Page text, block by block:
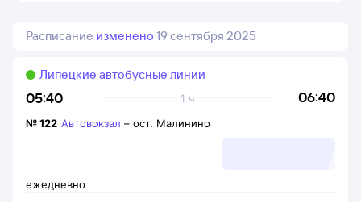
Расписание изменено 19 сентября 2025
05:40 06:40
1 ч
Липецкие автобусные линии
ежедневно
№122 Автовокзал – ост. Малинино